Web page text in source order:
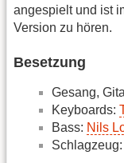
angespielt und ist
Version zu hören.
Besetzung
Gesang,
Keyboards:
Bass: Nils
Schlagzeug: